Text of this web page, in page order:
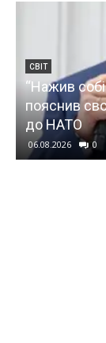
СВІТ
“Нажив
пояснив
до НАТО
06.08.2026 0